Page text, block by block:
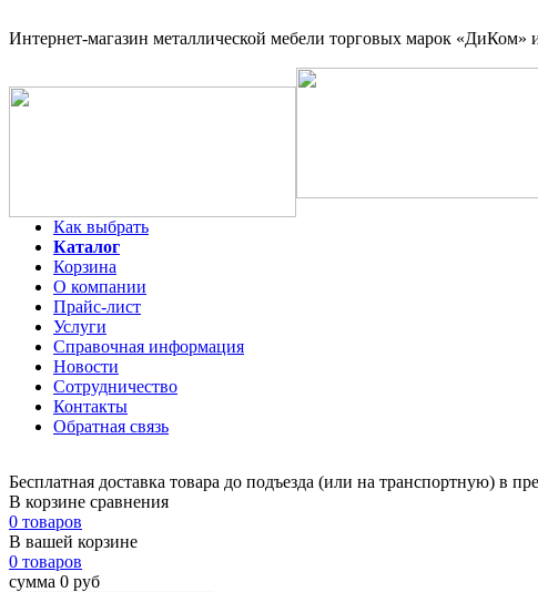
Интернет-магазин металлической мебели торговых марок «ДиКом»
Как выбрать
Каталог
Корзина
О компании
Прайс-лист
Услуги
Справочная информация
Новости
Сотрудничество
Контакты
Обратная связь
Бесплатная доставка товара до подъезда (или на транспортную) в
В корзине сравнения
0 товаров
В вашей корзине
0 товаров
сумма 0 руб